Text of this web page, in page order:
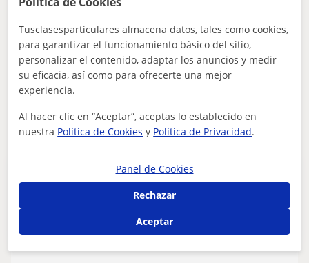
14 años de experiencia. Orientacion y guia utilizando el
metodo de induccion-desuccio...
Publica un anuncio
Publica un anuncio y los profesores podrán contactarte
Tusclasesparticulares almacena datos, tales como cookies,
para garantizar el funcionamiento básico del sitio,
personalizar el contenido, adaptar los anuncios y medir
su eficacia, así como para ofrecerte una mejor
experiencia.
Al hacer clic en “Aceptar”, aceptas lo establecido en
nuestra Política de Cookies y Política de Privacidad.
Panel de Cookies
Rechazar
Aceptar